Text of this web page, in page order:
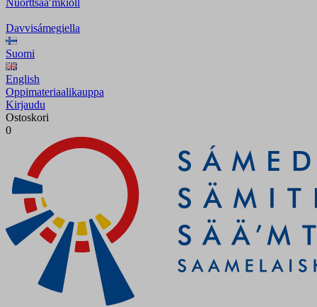
Davvisámegiella
Suomi
English
Oppimateriaalikauppa
Kirjaudu
Ostoskori
0